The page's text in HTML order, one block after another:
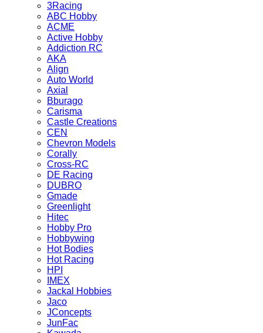
3Racing
ABC Hobby
ACME
Active Hobby
Addiction RC
AKA
Align
Auto World
Axial
Bburago
Carisma
Castle Creations
CEN
Chevron Models
Corally
Cross-RC
DE Racing
DUBRO
Gmade
Greenlight
Hitec
Hobby Pro
Hobbywing
Hot Bodies
Hot Racing
HPI
IMEX
Jackal Hobbies
Jaco
JConcepts
JunFac